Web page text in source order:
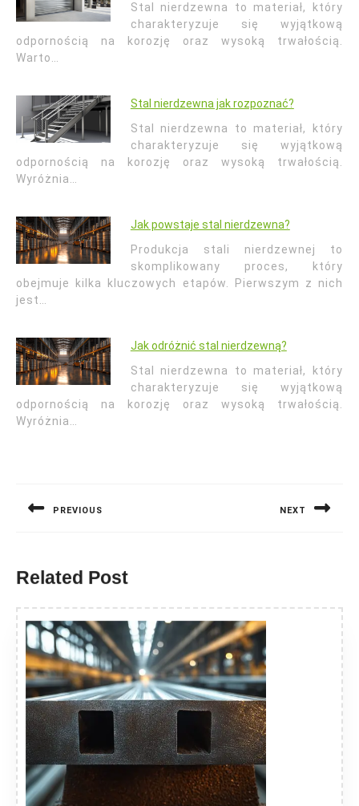
Stal nierdzewna to materiał, który
charakteryzuje się wyjątkową
odpornością na korozję oraz wysoką trwałością.
Warto…
Stal nierdzewna jak rozpoznać?
Stal nierdzewna to materiał, który
charakteryzuje się wyjątkową
odpornością na korozję oraz wysoką trwałością.
Wyróżnia…
Jak powstaje stal nierdzewna?
Produkcja stali nierdzewnej to
skomplikowany proces, który
obejmuje kilka kluczowych etapów. Pierwszym z nich
jest…
Jak odróżnić stal nierdzewną?
Stal nierdzewna to materiał, który
charakteryzuje się wyjątkową
odpornością na korozję oraz wysoką trwałością.
Wyróżnia…
PREVIOUS NEXT
Related Post